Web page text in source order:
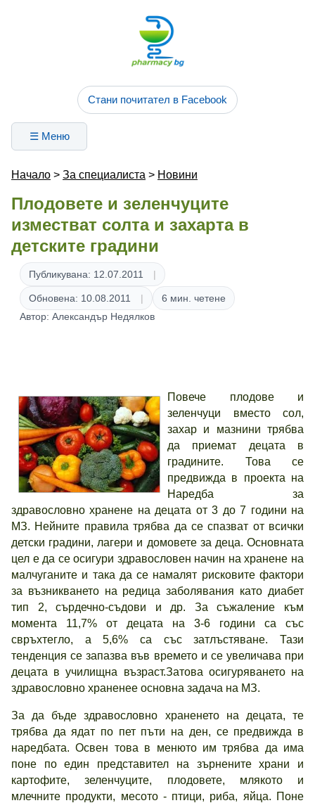
Стани почитател в Facebook
☰ Меню
Начало > За специалиста > Новини
Плодовете и зеленчуците
изместват солта и захарта в
детските градини
Публикувана: 12.07.2011
Обновена: 10.08.2011
6 мин. четене
Автор: Александър Недялков
Повече плодове и
зеленчуци вместо сол,
захар и мазнини трябва
да приемат децата в
градините. Това се
предвижда в проекта на
Наредба за
здравословно хранене на децата от 3 до 7 години на
МЗ. Нейните правила трябва да се спазват от всички
детски градини, лагери и домовете за деца. Основната
цел е да се осигури здравословен начин на хранене на
малчуганите и така да се намалят рисковите фактори
за възникването на редица заболявания като диабет
тип 2, сърдечно-съдови и др. За съжаление към
момента 11,7% от децата на 3-6 години са със
свръхтегло, а 5,6% са със затлъстяване. Тази
тенденция се запазва във времето и се увеличава при
децата в училищна възраст.Затова осигуряването на
здравословно храненее основна задача на МЗ.
За да бъде здравословно храненето на децата, те
трябва да ядат по пет пъти на ден, се предвижда в
наредбата. Освен това в менюто им трябва да има
поне по един представител на зърнените храни и
картофите, зеленчуците, плодовете, млякото и
млечните продукти, месото - птици, риба, яйца. Поне